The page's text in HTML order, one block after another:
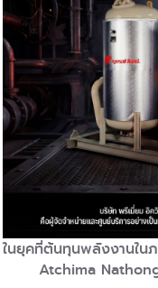
ในยุคที่ต้นทุนพลังงานใน
Atchima